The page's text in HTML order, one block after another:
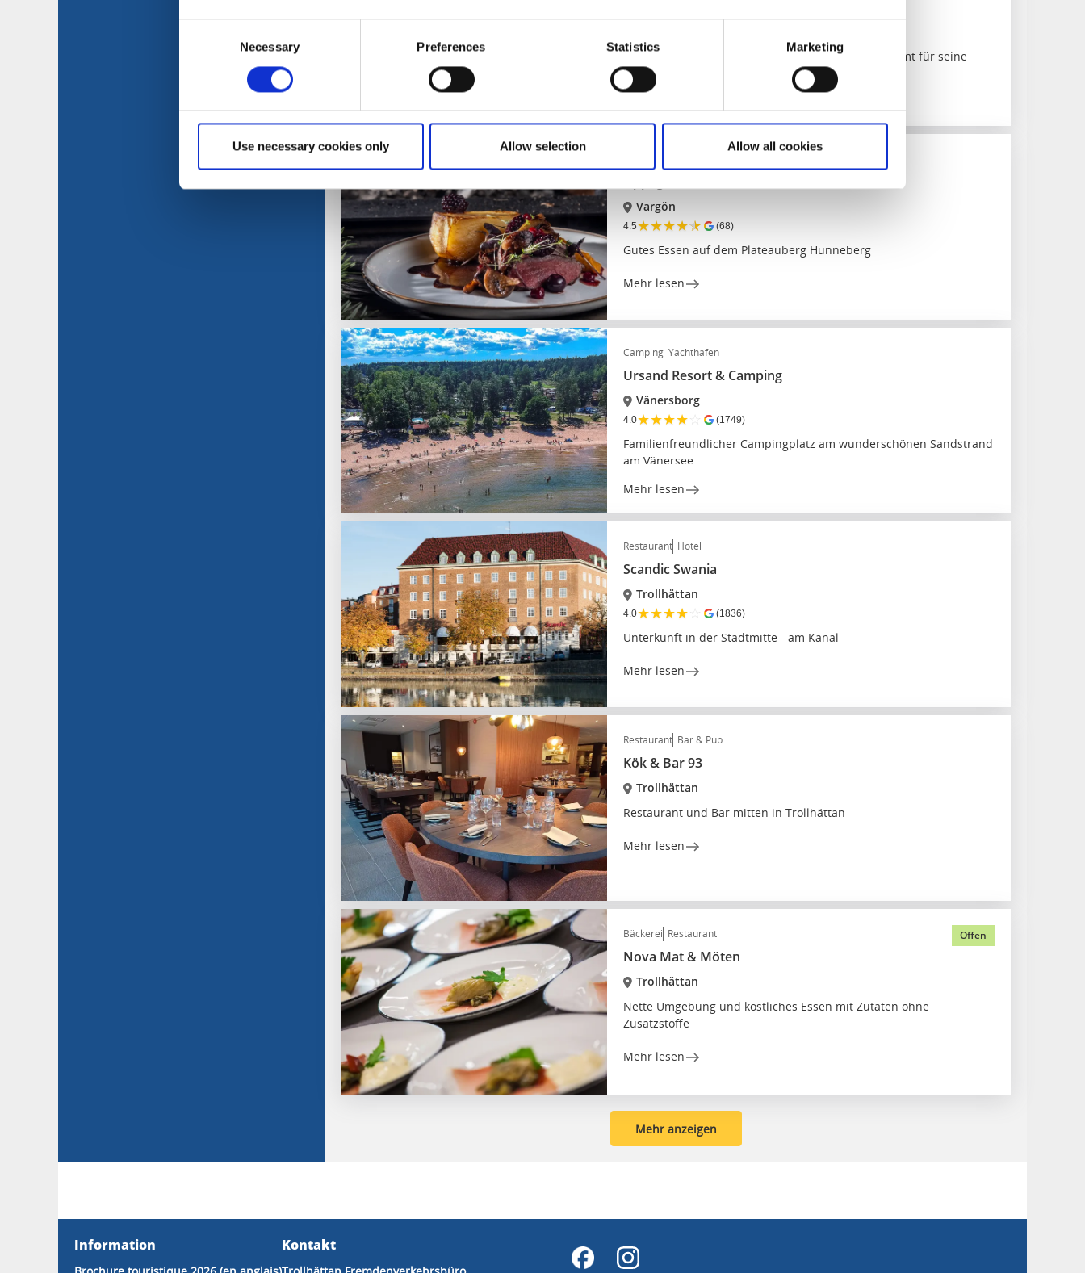
Necessary Preferences Statistics Marketing
Use necessary cookies only Allow selection Allow all cookies
Ein Juwel unter den Cafés in Trollhättan und berühmt für seine
Shrimp Sandwiches.
Vargön
4.5★★★★★ (68)
Gutes Essen auf dem Plateauberg Hunneberg
Mehr lesen
Camping Yachthafen
Ursand Resort & Camping
Vänersborg
4.0★★★★☆ (1749)
Familienfreundlicher Campingplatz am wunderschönen Sandstrand
am Vänersee
Mehr lesen
Restaurant Hotel
Scandic Swania
Trollhättan
4.0★★★★☆ (1836)
Unterkunft in der Stadtmitte - am Kanal
Mehr lesen
Restaurant Bar & Pub
Kök & Bar 93
Trollhättan
Restaurant und Bar mitten in Trollhättan
Mehr lesen
Bäckerei Restaurant
Nova Mat & Möten
Trollhättan
Offen
Nette Umgebung und köstliches Essen mit Zutaten ohne
Zusatzstoffe
Mehr lesen
Mehr anzeigen
Information Kontakt